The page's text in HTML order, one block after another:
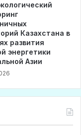
Казахстана в
развития
энергетики
Азии